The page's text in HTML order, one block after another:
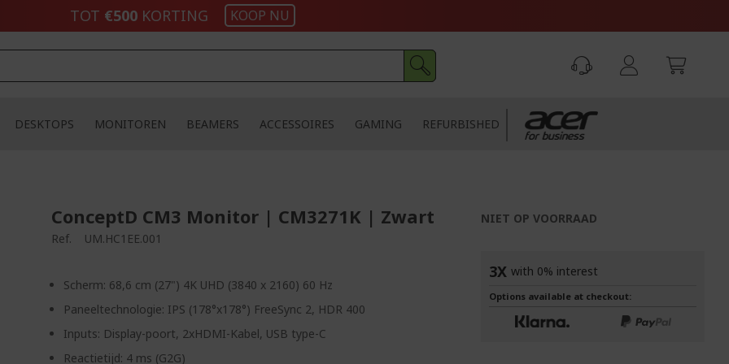
TOT €500KORTING KOOP NU
DESKTOPS MONITOREN BEAMERS ACCESSOIRES GAMING REFURBISHED
ConceptD CM3 Monitor | CM3271K | Zwart
Ref. UM.HC1EE.001
Scherm: 68,6 cm (27") 4K UHD (3840 x 2160) 60 Hz
Paneeltechnologie: IPS (178°x178°) FreeSync 2, HDR 400
Inputs: Display-poort, 2xHDMI-Kabel, USB type-C
Reactietijd: 4 ms (G2G)
NIET OP VOORRAAD
3X with 0% interest
Options available at checkout: